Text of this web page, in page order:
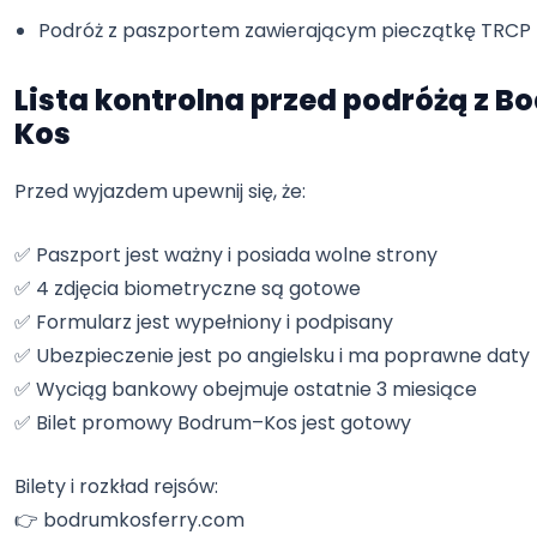
Podróż z paszportem zawierającym pieczątkę TRCP
Lista kontrolna przed podróżą z
Kos
Przed wyjazdem upewnij się, że:
✅ Paszport jest ważny i posiada wolne strony
✅ 4 zdjęcia biometryczne są gotowe
✅ Formularz jest wypełniony i podpisany
✅ Ubezpieczenie jest po angielsku i ma poprawne daty
✅ Wyciąg bankowy obejmuje ostatnie 3 miesiące
✅ Bilet promowy Bodrum–Kos jest gotowy
Bilety i rozkład rejsów:
👉 bodrumkosferry.com